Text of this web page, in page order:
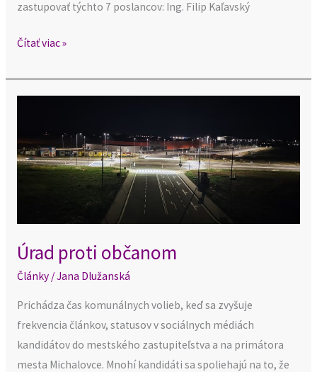
zastupovať týchto 7 poslancov: Ing. Filip Kaľavský
Čítať viac »
Úrad proti občanom
Články/Jana Dlužanská
Prichádza čas komunálnych volieb, keď sa zvyšuje
frekvencia článkov, statusov v sociálnych médiách
kandidátov do mestského zastupiteľstva a na primátora
mesta Michalovce. Mnohí kandidáti sa spoliehajú na to, že
občanom